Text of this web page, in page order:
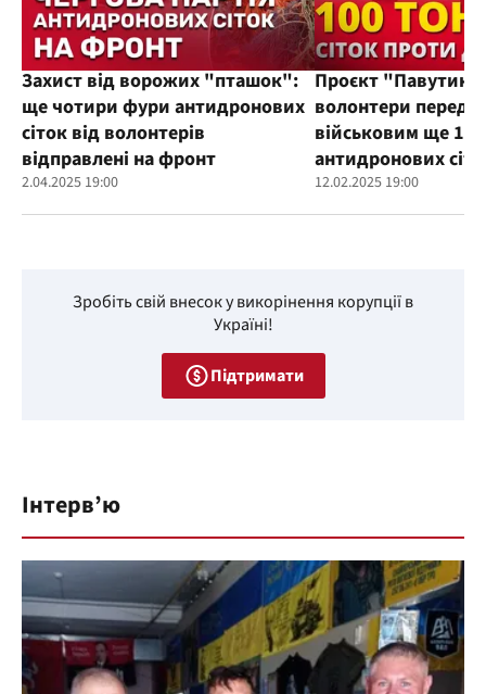
Захист від ворожих "пташок":
ще чотири фури антидронових
сіток від волонтерів
відправлені на фронт
2.04.2025 19:00
Проєкт
волонтери
військовим ще
антидронових
12.02.2025 19:00
Зробіть свій внесок у викорінення корупції в
Україні!
Підтримати
Інтерв’ю